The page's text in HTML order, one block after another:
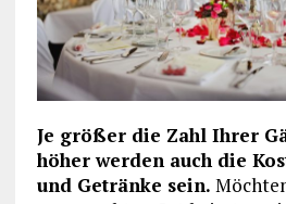
Je größer die Zahl Ihrer
höher werden auch die
und Getränke sein.